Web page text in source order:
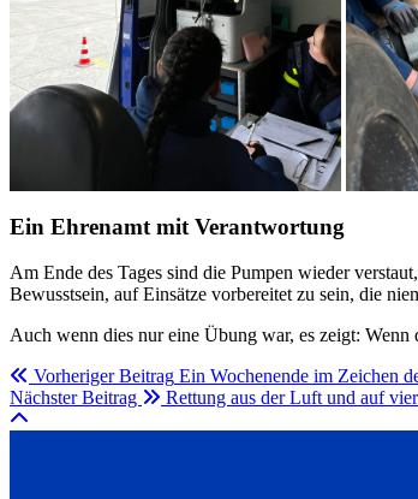
Ein Ehrenamt mit Verantwortung
Am Ende des Tages sind die Pumpen wieder
Bewusstsein, auf Einsätze vorbereitet zu sein, die
Auch wenn dies nur eine Übung war, es zeigt:
Vorheriger Beitrag Ein Wochenende im Zeichen
Nächster Beitrag
Rettung aus der Luft und auf